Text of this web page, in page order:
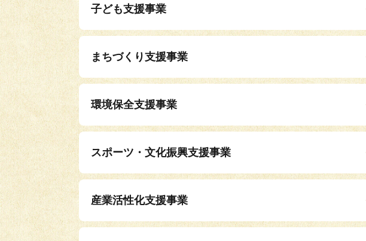
子ども支援事業
まちづくり支援事業
環境保全支援事業
スポーツ・文化振興支援事業
産業活性化支援事業